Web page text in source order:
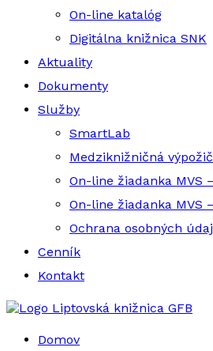
On-line katalóg
Digitálna knižnica SNK
Aktuality
Dokumenty
Služby
SmartLab
Medziknižničná
On-line žiadanka MVS
On-line žiadanka MVS
Ochrana osobných
Cenník
Kontakt
Liptovská knižnica GFB
Domov